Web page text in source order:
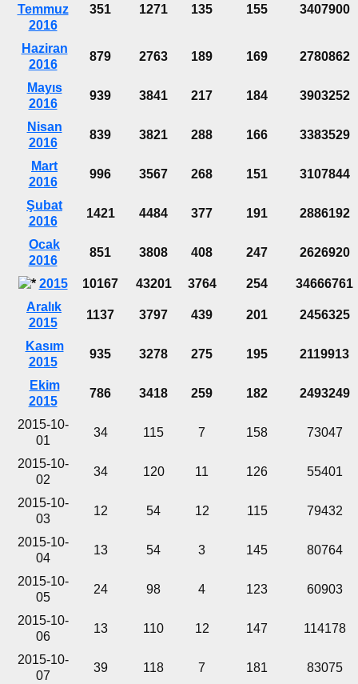
Temmuz
2016
351 1271 135 155 3407900
Haziran
2016
879 2763 189 169 2780862
Mayıs
2016
939 3841 217 184 3903252
Nisan
2016
839 3821 288 166 3383529
Mart
2016
996 3567 268 151 3107844
Şubat
2016
1421 4484 377 191 2886192
Ocak
2016
851 3808 408 247 2626920
2015 10167 43201 3764 254
34666761
Aralık
2015
1137 3797 439 201 2456325
Kasım
2015
935 3278 275 195 2119913
Ekim
2015
786 3418 259 182 2493249
2015-10-
01
34 115 7 158 73047
2015-10-
02
34 120 11 126 55401
2015-10-
03
12 54 12 115 79432
2015-10-
04
13 54 3 145 80764
2015-10-
05
24 98 4 123 60903
2015-10-
06
13 110 12 147 114178
2015-10-
07
39 118 7 181 83075